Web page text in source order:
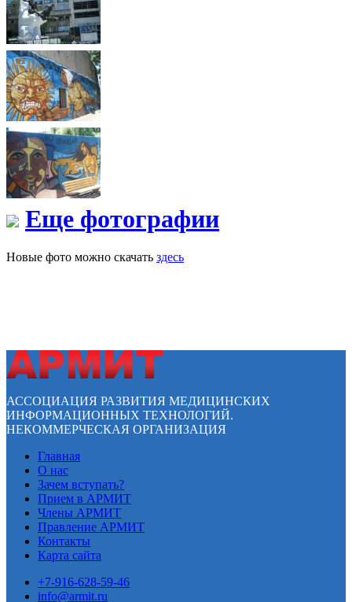
Еще фотографии
Новые фото можно скачать здесь
АССОЦИАЦИЯ РАЗВИТИЯ МЕДИЦИНСКИХ
ИНФОРМАЦИОННЫХ ТЕХНОЛОГИЙ.
НЕКОММЕРЧЕСКАЯ ОРГАНИЗАЦИЯ
Главная
О нас
Зачем вступать?
Прием в АРМИТ
Члены АРМИТ
Правление АРМИТ
Контакты
Карта сайта
+7-916-628-59-46
info@armit.ru